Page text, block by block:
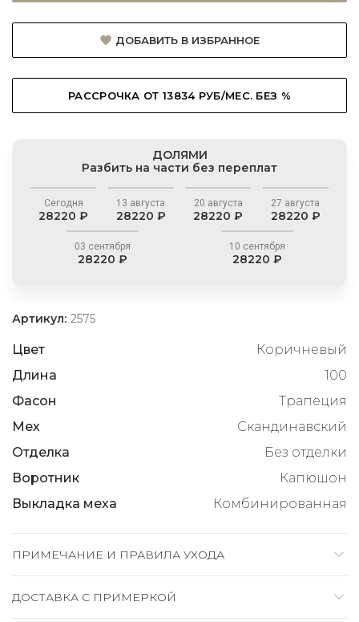
ДОБАВИТЬ В ИЗБРАННОЕ
РАССРОЧКА ОТ 13834 РУБ/МЕС. БЕЗ %
ДОЛЯМИ
Разбить на части без переплат
Сегодня
28220 ₽
13 августа
28220 ₽
20 августа
28220 ₽
27 августа
28220 ₽
03 сентября
28220 ₽
10 сентября
28220 ₽
Артикул: 2575
Цвет
Коричневый
Длина
100
Фасон
Трапеция
Мех
Скандинавский
Отделка
Без отделки
Воротник
Капюшон
Выкладка меха
Комбинированная
ПРИМЕЧАНИЕ И ПРАВИЛА УХОДА
ДОСТАВКА C ПРИМЕРКОЙ